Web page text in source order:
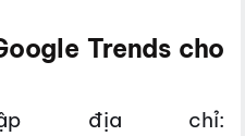
Trends cho
địa chỉ: